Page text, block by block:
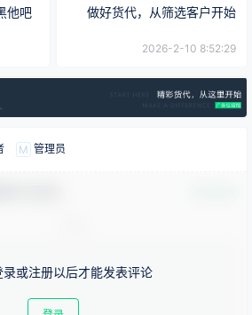
他吧 做好货代，从筛选客户开始
2026-2-10 8:52:29
M 管理员
录或注册以后才能发表评论